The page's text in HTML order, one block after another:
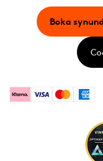
KlarnaVisa Mastercard
Boka